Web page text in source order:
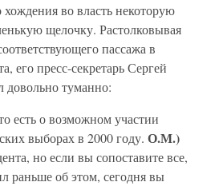
хождения во власть некоторую
щелочку. Растолковывая
пассажа в
его пресс-секретарь Сергей
довольно туманно:
есть о возможном участии
выборах в 2000 году. О.М.)
но если вы сопоставите все,
раньше об этом, сегодня вы